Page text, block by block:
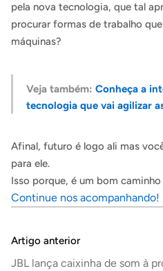
pela nova tecnologia, que tal
procurar formas de trabalho
máquinas?
Veja também: Conheça a
tecnologia que vai agilizar
Afinal, futuro é logo ali mas
para ele.
Isso porque, é um bom
Continue nos acompanhando!
Artigo anterior
JBL lança caixinha de som à